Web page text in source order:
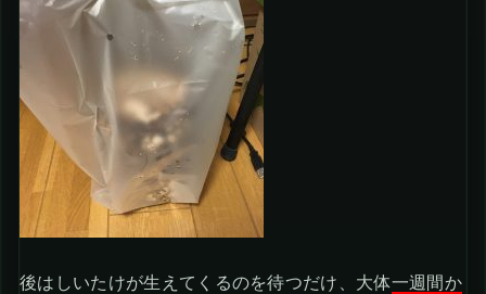
後はしいたけが生えてくるのを待つだけ、大体一週間か